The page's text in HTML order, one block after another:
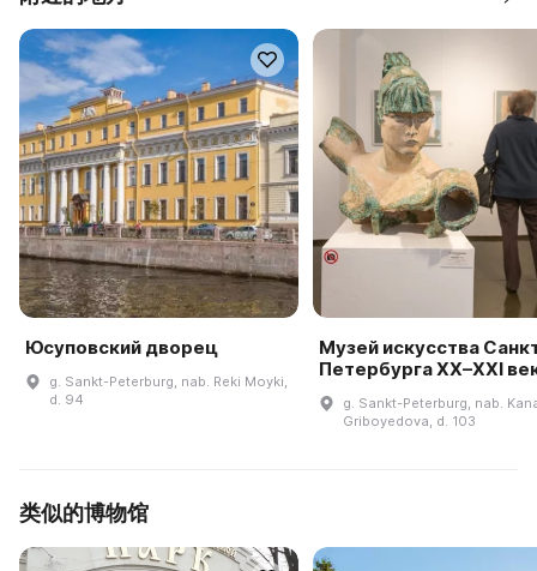
Юсуповский дворец
g. Sankt-Peterburg, nab. Reki Moyki,
d. 94
Музей искусства
Петербурга XX–XXI
g. Sankt-Peterburg, nab.
Griboyedova, d. 103
类似的博物馆